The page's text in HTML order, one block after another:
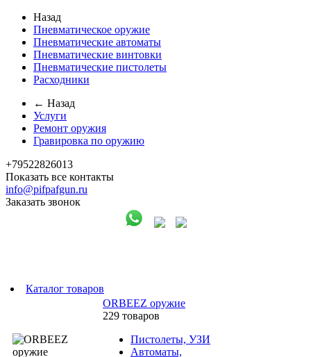
Назад
Пневматическое оружие
Пневматические автоматы
Пневматические винтовки
Пневматические пистолеты
Расходники
← Назад
Услуги
Ремонт оружия
Гравировка по оружию
+79522826013
Показать все контакты
info@pifpafgun.ru
Заказать звонок
Каталог товаров
ORBEEZ оружие
229 товаров
Пистолеты, УЗИ
Автоматы,